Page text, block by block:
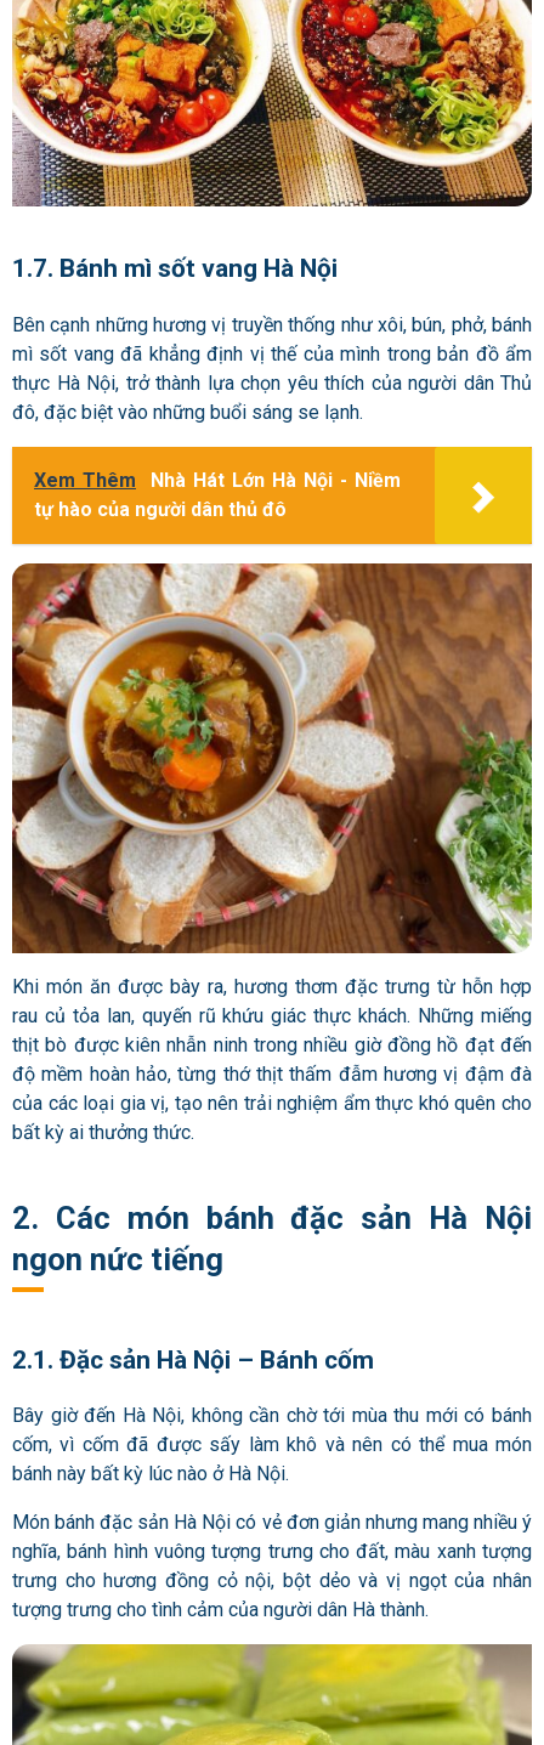
1.7. Bánh mì sốt vang Hà Nội
Bên cạnh những hương vị truyền thống như xôi, bún, phở, bánh
mì sốt vang đã khẳng định vị thế của mình trong bản đồ ẩm
thực Hà Nội, trở thành lựa chọn yêu thích của người dân Thủ
đô, đặc biệt vào những buổi sáng se lạnh.
Xem Thêm
Nhà Hát Lớn Hà Nội - Niềm
tự hào của người dân thủ đô
Khi món ăn được bày ra, hương thơm đặc trưng từ hỗn hợp
rau củ tỏa lan, quyến rũ khứu giác thực khách. Những miếng
thịt bò được kiên nhẫn ninh trong nhiều giờ đồng hồ đạt đến
độ mềm hoàn hảo, từng thớ thịt thấm đẫm hương vị đậm đà
của các loại gia vị, tạo nên trải nghiệm ẩm thực khó quên cho
bất kỳ ai thưởng thức.
2. Các món bánh đặc sản Hà Nội
ngon nức tiếng
2.1. Đặc sản Hà Nội – Bánh cốm
Bây giờ đến Hà Nội, không cần chờ tới mùa thu mới có bánh
cốm, vì cốm đã được sấy làm khô và nên có thể mua món
bánh này bất kỳ lúc nào ở Hà Nội.
Món bánh đặc sản Hà Nội có vẻ đơn giản nhưng mang nhiều ý
nghĩa, bánh hình vuông tượng trưng cho đất, màu xanh tượng
trưng cho hương đồng cỏ nội, bột dẻo và vị ngọt của nhân
tượng trưng cho tình cảm của người dân Hà thành.